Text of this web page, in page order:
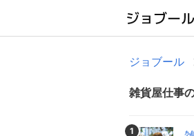
ジョブール
雑貨屋仕事
1